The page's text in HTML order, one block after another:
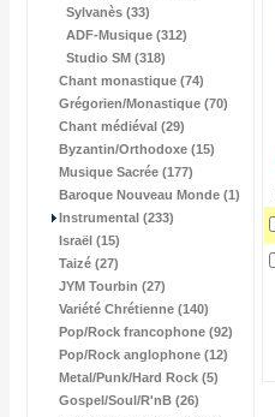
Sylvanès (33)
ADF-Musique (312)
Studio SM (318)
Chant monastique (74)
Grégorien/Monastique (70)
Chant médiéval (29)
Byzantin/Orthodoxe (15)
Musique Sacrée (177)
Baroque Nouveau Monde (1)
Instrumental (233)
Israël (15)
Taizé (27)
JYM Tourbin (27)
Variété Chrétienne (140)
Pop/Rock francophone (92)
Pop/Rock anglophone (12)
Metal/Punk/Hard Rock (5)
Gospel/Soul/R'nB (26)